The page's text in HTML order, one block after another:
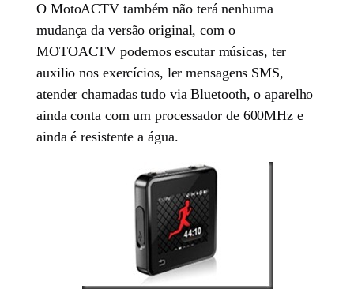
O MotoACTV também não terá nenhuma
mudança da versão original, com o
MOTOACTV podemos escutar músicas, ter
auxilio nos exercícios, ler mensagens SMS,
atender chamadas tudo via Bluetooth, o aparelho
ainda conta com um processador de 600MHz e
ainda é resistente a água.